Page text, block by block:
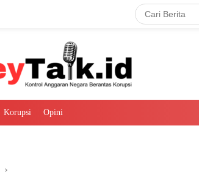
Korupsi Opini